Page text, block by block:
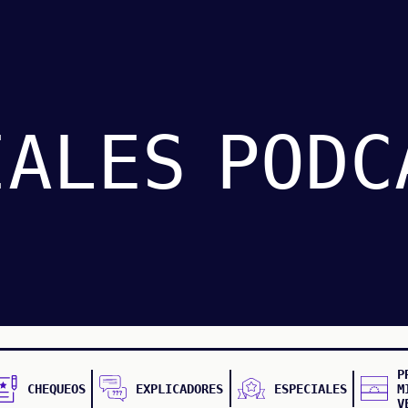
CHEQUEOS EXPLICADORES ESPECIALES